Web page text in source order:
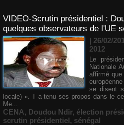
VIDEO-Scrutin présidentiel :
quelques observateurs de l'UE
| 26/02/
2012
Le
Nationale
affirmé que
se disent
locale) ». Il a tenu ses propos dans le
Me...
CENA, Doudou Ndir, élection
scrutin présidentiel, sénégal